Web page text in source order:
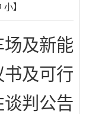
小】
及新能
及可行
判公告